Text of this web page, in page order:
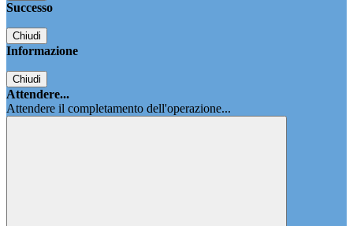
Successo
Chiudi
Informazione
Chiudi
Attendere...
Attendere il completamento dell'operazione...